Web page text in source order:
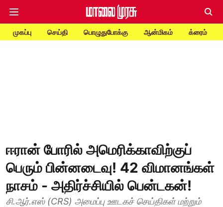
முகப்பு செய்தி பொழுதுபோக்கு ஆன்மிகம் க்ரைம்
ஈரான் போரில் அமெரிக்காவிற்குப்
பெரும் பின்னடைவு! 42 விமானங்கள்
நாசம் - அதிர்ச்சியில் பென்டகன்!
சி.ஆர்.எஸ் (CRS) அமைப்பு ஊடகச் செய்திகள் மற்றும்